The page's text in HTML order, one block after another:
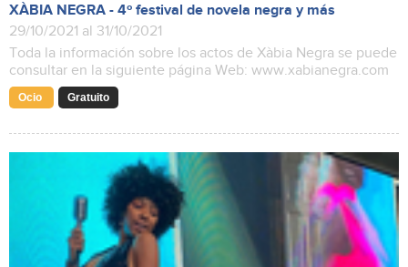
XÀBIA NEGRA - 4º festival de novela negra y más
29/10/2021 al 31/10/2021
Toda la información sobre los actos de Xàbia Negra se puede
consultar en la siguiente página Web: www.xabianegra.com
Ocio Gratuito